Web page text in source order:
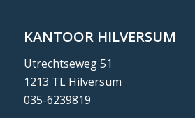
KANTOOR HILVERSUM
Utrechtseweg 51
1213 TL Hilversum
035-6239819